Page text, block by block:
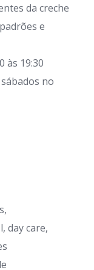
da creche
e
às 19:30
no
day care,